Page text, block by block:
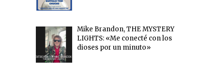
Mike Brandon, THE MYSTERY
LIGHTS: «Me conecté con los
dioses por un minuto»